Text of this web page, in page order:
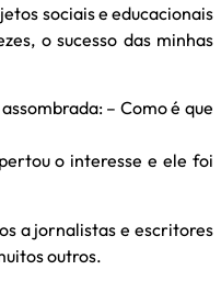
sociais e educacionais
o sucesso das minhas
– Como é que
o interesse e ele foi
a jornalistas e escritores
outros.